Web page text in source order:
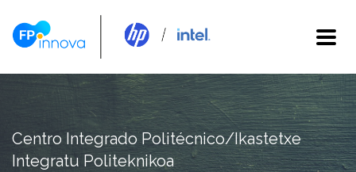
Centro Integrado Politécnico/Ikastetxe
Integratu Politeknikoa